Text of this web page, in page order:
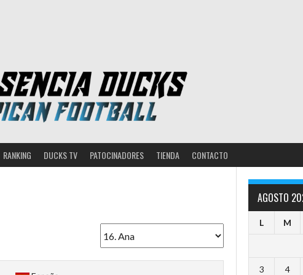
RANKING DUCKS TV PATOCINADORES TIENDA CONTACTO
AGOSTO
L M
3 4